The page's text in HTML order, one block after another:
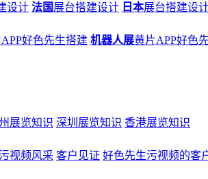
设计 法国 展台搭建设计 日本展台搭建设
好色先生搭建 机器人展黄片APP好色
展览知识 深圳展览知识 香港展览知识
视频风采 客户见证 好色先生污视频的客